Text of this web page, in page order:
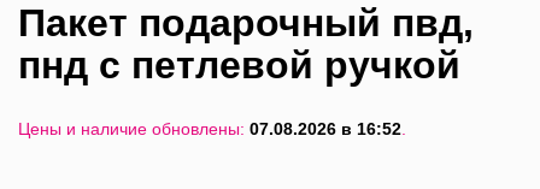
Пакет подарочный пвд,
пнд с петлевой ручкой
Цены и наличие обновлены: 07.08.2026 в 16:52.